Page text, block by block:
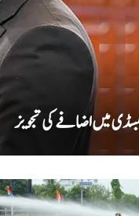
میں اضافے کی تجویز